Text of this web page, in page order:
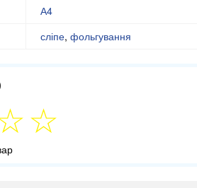
А4
сліпе, фольгування